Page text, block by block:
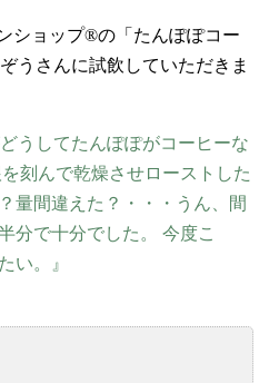
ショップ®の「たんぽぽコー
うさんに試飲していただきま
どうしてたんぽぽがコーヒーな
刻んで乾燥させローストした
量間違えた？・・・うん、間
分で十分でした。 今度こ
い。』